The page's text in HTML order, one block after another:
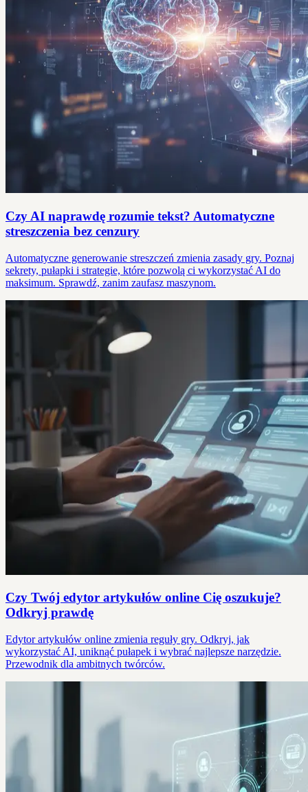
Czy AI naprawdę rozumie tekst? Automatyczne
streszczenia bez cenzury
Automatyczne generowanie streszczeń zmienia zasady gry. Poznaj
sekrety, pułapki i strategie, które pozwolą ci wykorzystać AI do
maksimum. Sprawdź, zanim zaufasz maszynom.
Czy Twój edytor artykułów online Cię oszukuje?
Odkryj prawdę
Edytor artykułów online zmienia reguły gry. Odkryj, jak
wykorzystać AI, uniknąć pułapek i wybrać najlepsze narzędzie.
Przewodnik dla ambitnych twórców.